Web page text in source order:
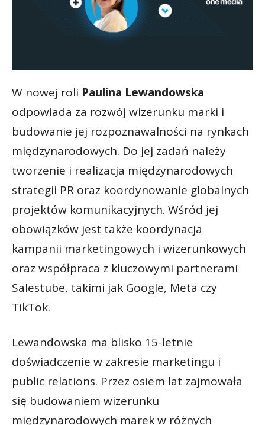
W nowej roli Paulina Lewandowska
odpowiada za rozwój wizerunku marki i
budowanie jej rozpoznawalności na rynkach
międzynarodowych. Do jej zadań należy
tworzenie i realizacja międzynarodowych
strategii PR oraz koordynowanie globalnych
projektów komunikacyjnych. Wśród jej
obowiązków jest także koordynacja
kampanii marketingowych i wizerunkowych
oraz współpraca z kluczowymi partnerami
Salestube, takimi jak Google, Meta czy
TikTok.
Lewandowska ma blisko 15-letnie
doświadczenie w zakresie marketingu i
public relations. Przez osiem lat zajmowała
się budowaniem wizerunku
międzynarodowych marek w różnych